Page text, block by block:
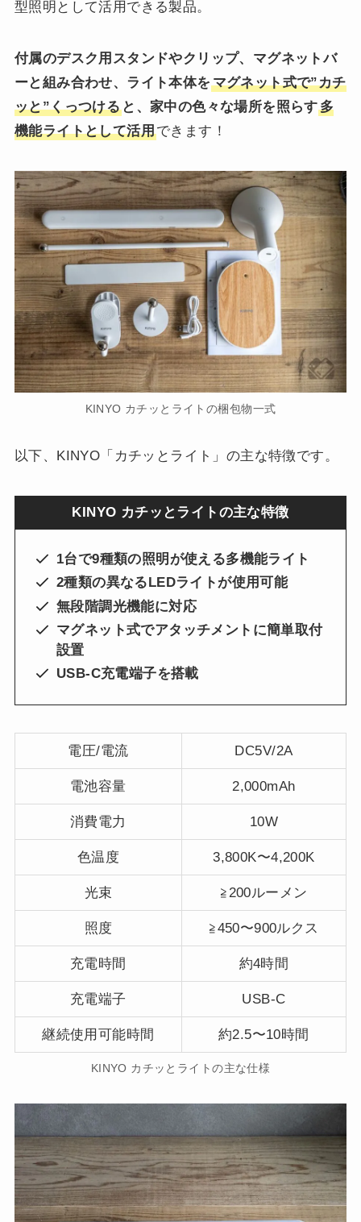
型照明として活用できる製品。
付属のデスク用スタンドやクリップ、マグネットバ
ーと組み合わせ、ライト本体をマグネット式で”カチ
ッと”くっつける と、家中の色々な場所を照らす多
機能ライトとして活用できます！
KINYO カチッとライトの梱包物一式
以下、KINYO「カチッとライト」の主な特徴です。
KINYO カチッとライトの主な特徴
1台で9種類の照明が使える多機能ライト
2種類の異なるLEDライトが使用可能
無段階調光機能に対応
マグネット式でアタッチメントに簡単取付
設置
USB-C充電端子を搭載
電圧/電流 DC5V/2A
電池容量 2,000mAh
消費電力 10W
色温度 3,800K〜4,200K
光束 ≧200ルーメン
照度 ≧450〜900ルクス
充電時間 約4時間
充電端子 USB-C
継続使用可能時間 約2.5〜10時間
KINYO カチッとライトの主な仕様